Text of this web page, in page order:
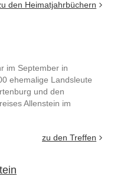
den Heimatjahrbüchern
im September in
ehemalige Landsleute
und den
Allenstein im
zu den Treffen